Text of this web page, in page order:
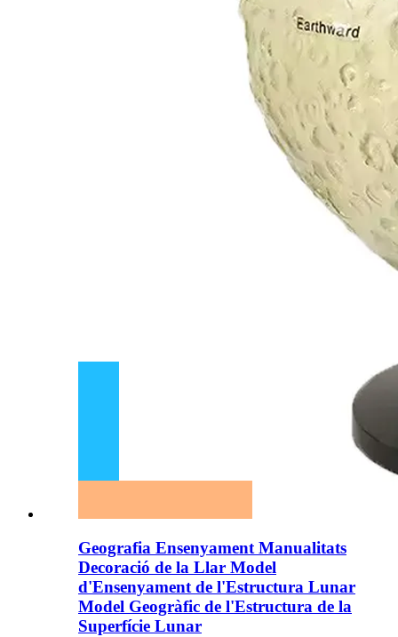
Geografia Ensenyament Manualitats
Decoració de la Llar Model
d'Ensenyament de l'Estructura Lunar
Model Geogràfic de l'Estructura de la
Superfície Lunar